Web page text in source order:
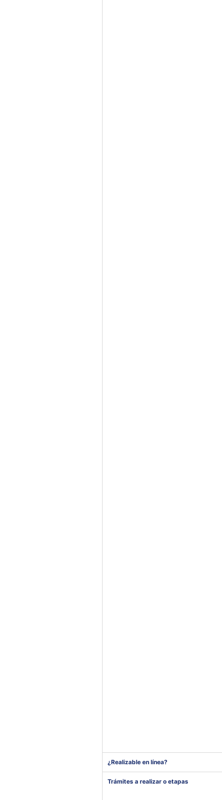
¿Realizable en línea?
Trámites a realizar o etapas